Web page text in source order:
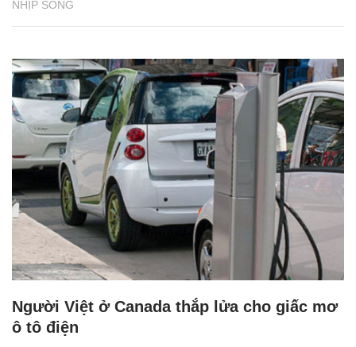
NHỊP SỐNG
Người Việt ở Canada thắp lửa cho giấc mơ
ô tô điện